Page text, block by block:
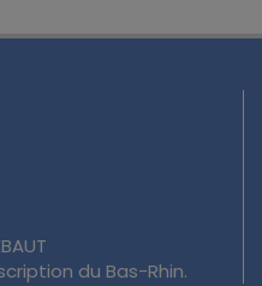
du Bas-Rhin.